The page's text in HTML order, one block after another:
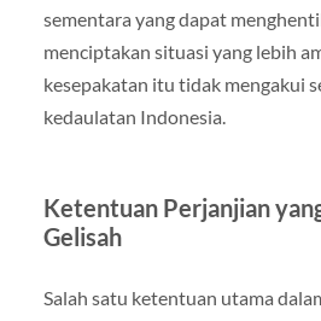
sementara yang dapat
menciptakan situasi yang lebih
kesepakatan itu tidak mengakui
kedaulatan Indonesia.
Ketentuan Perjanjian
Gelisah
Salah satu ketentuan utama